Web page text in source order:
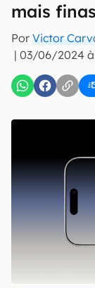
mais
Por Victor
| 03/06/2024
E-mail